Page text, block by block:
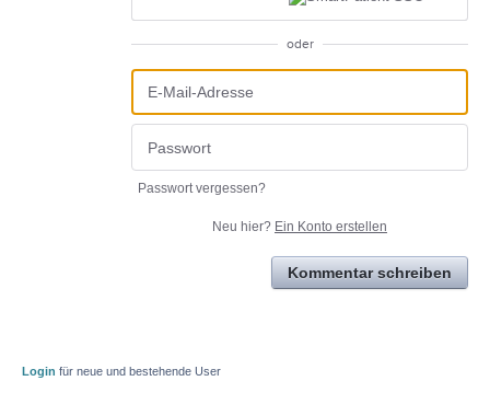
oder
Passwort vergessen?
Neu hier? Ein Konto erstellen
Kommentar schreiben
Login für neue und bestehende User